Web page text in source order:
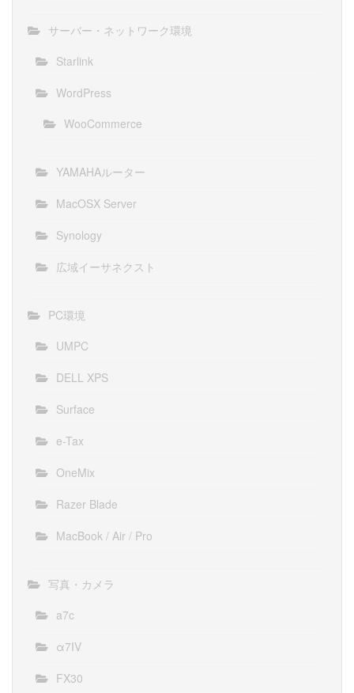
サーバー・ネットワーク環境
Starlink
WordPress
WooCommerce
YAMAHAルーター
MacOSX Server
Synology
広域イーサネクスト
PC環境
UMPC
DELL XPS
Surface
e-Tax
OneMix
Razer Blade
MacBook / Air / Pro
写真・カメラ
a7c
α7IV
FX30